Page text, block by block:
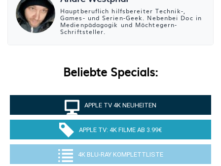
Hauptberuflich hilfsbereiter Technik-,
Games- und Serien-Geek. Nebenbei Doc in
Medienpädagogik und Möchtegern-
Schriftsteller.
Beliebte Specials:
APPLE TV 4K NEUHEITEN
APPLE TV: 4K FILME AB 3.99€
4K BLU-RAY KOMPLETTLISTE